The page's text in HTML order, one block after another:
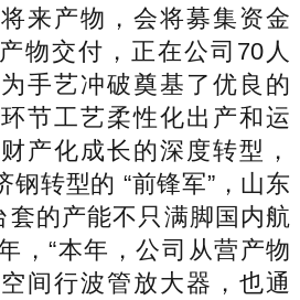
来产物，会将募集资金
物交付，正在公司70人
手艺冲破奠基了优良的
节工艺柔性化出产和运
产化成长的深度转型，
钢转型的 “前锋军”，山东
套的产能不只满脚国内航
，“本年，公司从营产物
间行波管放大器，也通